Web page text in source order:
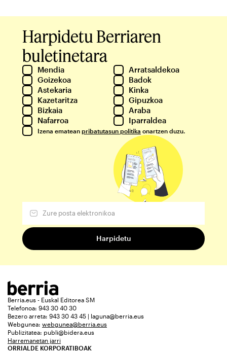
Harpidetu Berriaren
buletinetara
Mendia
Arratsaldekoa
Goizekoa
Badok
Astekaria
Kinka
Kazetaritza
Gipuzkoa
Bizkaia
Araba
Nafarroa
Iparraldea
Izena ematean pribatutasun politika onartzen duzu.
Berria.eus - Euskal Editorea SM
Telefonoa: 943 30 40 30
Bezero arreta: 943 30 43 45 | laguna@berria.eus
Webgunea: webgunea@berria.eus
Publizitatea: publi@bidera.eus
Harremanetan jarri
ORRIALDE KORPORATIBOAK